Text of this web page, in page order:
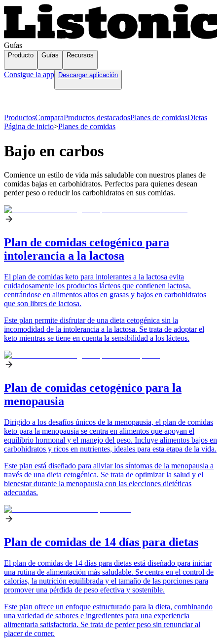
Guías
Producto Guías Recursos
Consigue la app Descargar aplicación
ProductosComparaProductos destacadosPlanes de comidasDietas
Página de inicio>Planes de comidas
Bajo en carbos
Comience un estilo de vida más saludable con nuestros planes de
comidas bajas en carbohidratos. Perfectos para quienes desean
perder peso o reducir los carbohidratos en sus comidas.
Plan de comidas cetogénico para
intolerancia a la lactosa
El plan de comidas keto para intolerantes a la lactosa evita
cuidadosamente los productos lácteos que contienen lactosa,
centrándose en alimentos altos en grasas y bajos en carbohidratos
que son libres de lactosa.
Este plan permite disfrutar de una dieta cetogénica sin la
incomodidad de la intolerancia a la lactosa. Se trata de adoptar el
keto mientras se tiene en cuenta la sensibilidad a los lácteos.
Plan de comidas cetogénico para la
menopausia
Dirigido a los desafíos únicos de la menopausia, el plan de comidas
keto para la menopausia se centra en alimentos que apoyan el
equilibrio hormonal y el manejo del peso. Incluye alimentos bajos en
carbohidratos y ricos en nutrientes, ideales para esta etapa de la vida.
Este plan está diseñado para aliviar los síntomas de la menopausia a
través de una dieta cetogénica. Se trata de optimizar la salud y el
bienestar durante la menopausia con las elecciones dietéticas
adecuadas.
Plan de comidas de 14 días para dietas
El plan de comidas de 14 días para dietas está diseñado para iniciar
una rutina de alimentación más saludable. Se centra en el control de
calorías, la nutrición equilibrada y el tamaño de las porciones para
promover una pérdida de peso efectiva y sostenible.
Este plan ofrece un enfoque estructurado para la dieta, combinando
una variedad de sabores e ingredientes para una experiencia
alimentaria satisfactoria. Se trata de perder peso sin renunciar al
placer de comer.